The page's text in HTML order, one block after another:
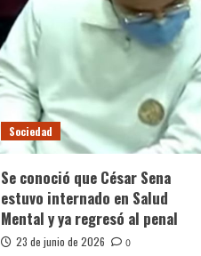
organizaciones
a
«Imago
mundi»
Sociedad
Se conoció que César Sena
estuvo internado en Salud
Mental y ya regresó al penal
23 de junio de 2026
0